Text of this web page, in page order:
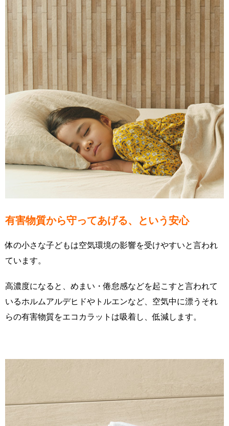
有害物質から守ってあげる、という安心
体の小さな子どもは空気環境の影響を受けやすいと言われ
ています。
高濃度になると、めまい・倦怠感などを起こすと言われて
いるホルムアルデヒドやトルエンなど、空気中に漂うそれ
らの有害物質をエコカラットは吸着し、低減します。